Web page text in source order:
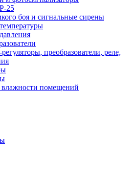
25
боя и сигнальные сирены
преобразователи, реле,
помещений